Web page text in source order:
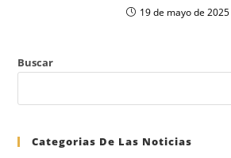
19 de mayo de 2025
Buscar
Categorias De Las Noticias